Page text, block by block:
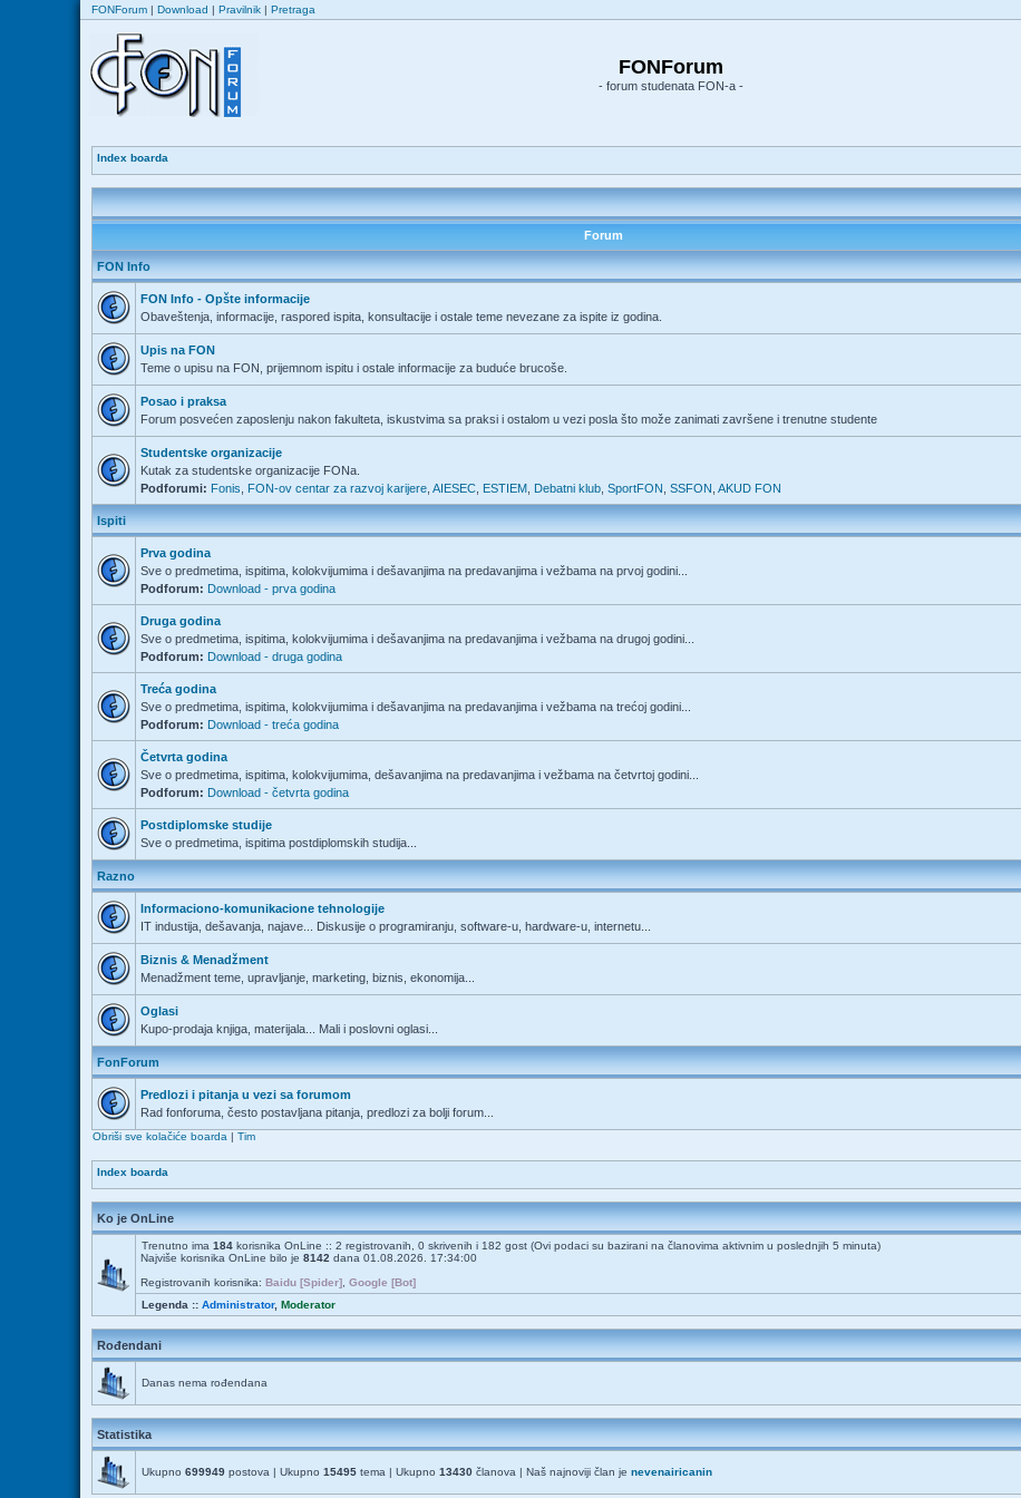
FONForum | Download | Pravilnik | Pretraga
FONForum
- forum studenata FON-a -
Index boarda
Forum
FON Info
FON Info - Opšte informacije
Obaveštenja, informacije, raspored ispita, konsultacije i ostale teme nevezane za ispite iz godina.
Upis na FON
Teme o upisu na FON, prijemnom ispitu i ostale informacije za buduće brucoše.
Posao i praksa
Forum posvećen zaposlenju nakon fakulteta, iskustvima sa praksi i ostalom u vezi posla što može zanimati završene i trenutne studente
Studentske organizacije
Kutak za studentske organizacije FONa.
Podforumi: Fonis FON-ov centar za razvoj karijere AIESEC ESTIEM Debatni klub SportFON SSFON AKUD FON
Ispiti
Prva godina
Sve o predmetima, ispitima, kolokvijumima i dešavanjima na predavanjima i vežbama na prvoj godini...
Podforum: Download - prva godina
Druga godina
Sve o predmetima, ispitima, kolokvijumima i dešavanjima na predavanjima i vežbama na drugoj godini...
Podforum: Download - druga godina
Treća godina
Sve o predmetima, ispitima, kolokvijumima i dešavanjima na predavanjima i vežbama na trećoj godini...
Podforum: Download - treća godina
Četvrta godina
Sve o predmetima, ispitima, kolokvijumima, dešavanjima na predavanjima i vežbama na četvrtoj godini...
Podforum: Download - četvrta godina
Postdiplomske studije
Sve o predmetima, ispitima postdiplomskih studija...
Razno
Informaciono-komunikacione tehnologije
IT industija, dešavanja, najave... Diskusije o programiranju, software-u, hardware-u, internetu...
Biznis & Menadžment
Menadžment teme, upravljanje, marketing, biznis, ekonomija...
Oglasi
Kupo-prodaja knjiga, materijala... Mali i poslovni oglasi...
FonForum
Predlozi i pitanja u vezi sa forumom
Rad fonforuma, često postavljana pitanja, predlozi za bolji forum...
Obriši sve kolačiće boarda | Tim
Index boarda
Ko je OnLine
Trenutno ima 184 korisnika OnLine :: 2 registrovanih, 0 skrivenih i 182 gost (Ovi podaci su bazirani na članovima aktivnim u poslednjih 5 minuta)
Najviše korisnika OnLine bilo je 8142 dana 01.08.2026. 17:34:00
Registrovanih korisnika: Baidu [Spider] Google [Bot]
Legenda :: Administrator, Moderator
Rođendani
Danas nema rođendana
Statistika
Ukupno 699949 postova | Ukupno 15495 tema | Ukupno 13430 članova | Naš najnoviji član je nevenairicanin